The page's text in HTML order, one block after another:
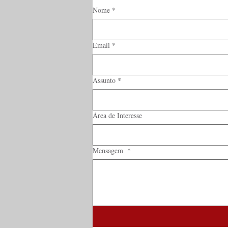
Nome *
Email *
Assunto *
Área de Interesse
Mensagem *